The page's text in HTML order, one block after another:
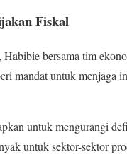
Fiskal
bersama tim
mandat untuk menjaga
untuk mengurangi
untuk sektor-sektor